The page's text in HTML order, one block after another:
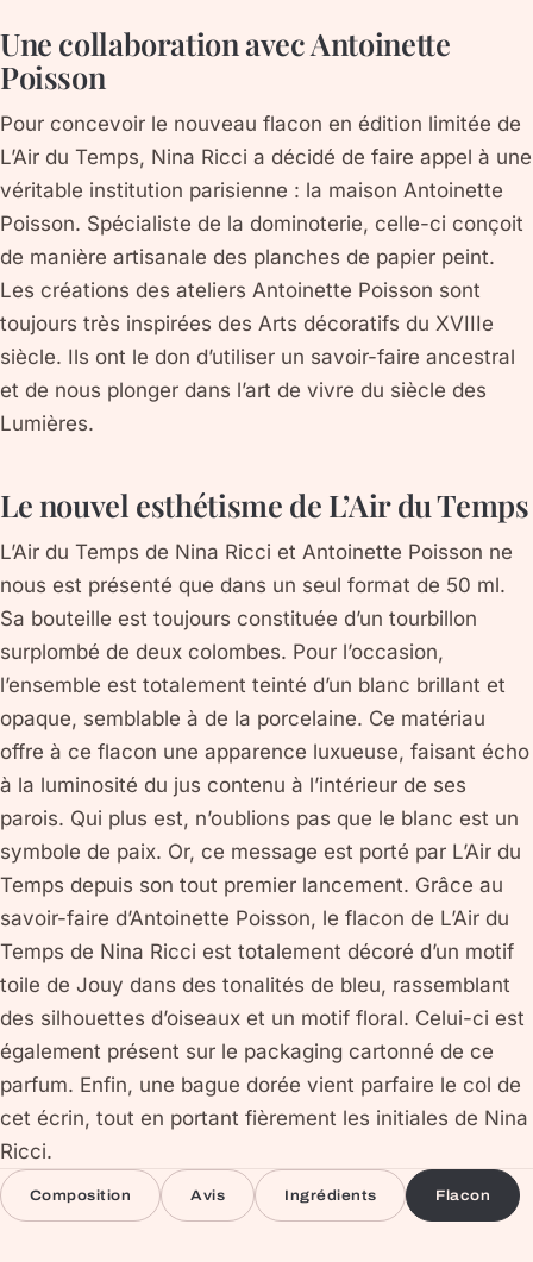
Une collaboration avec Antoinette
Poisson
Pour concevoir le nouveau flacon en édition limitée de
L’Air du Temps, Nina Ricci a décidé de faire appel à une
véritable institution parisienne : la maison Antoinette
Poisson. Spécialiste de la dominoterie, celle-ci conçoit
de manière artisanale des planches de papier peint.
Les créations des ateliers Antoinette Poisson sont
toujours très inspirées des Arts décoratifs du XVIIIe
siècle. Ils ont le don d’utiliser un savoir-faire ancestral
et de nous plonger dans l’art de vivre du siècle des
Lumières.
Le nouvel esthétisme de L’Air du Temps
L’Air du Temps de Nina Ricci et Antoinette Poisson ne
nous est présenté que dans un seul format de 50 ml.
Sa bouteille est toujours constituée d’un tourbillon
surplombé de deux colombes. Pour l’occasion,
l’ensemble est totalement teinté d’un blanc brillant et
opaque, semblable à de la porcelaine. Ce matériau
offre à ce flacon une apparence luxueuse, faisant écho
à la luminosité du jus contenu à l’intérieur de ses
parois. Qui plus est, n’oublions pas que le blanc est un
symbole de paix. Or, ce message est porté par L’Air du
Temps depuis son tout premier lancement. Grâce au
savoir-faire d’Antoinette Poisson, le flacon de L’Air du
Temps de Nina Ricci est totalement décoré d’un motif
toile de Jouy dans des tonalités de bleu, rassemblant
des silhouettes d’oiseaux et un motif floral. Celui-ci est
également présent sur le packaging cartonné de ce
parfum. Enfin, une bague dorée vient parfaire le col de
cet écrin, tout en portant fièrement les initiales de Nina
Ricci.
Composition Avis Ingrédients Flacon